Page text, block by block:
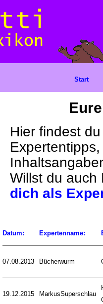
Hier findest
Willst du
dich als
Datum: Expertenname:
07.08.2013 Bücherwurm
19.12.2015 MarkusSuperschlau
Start